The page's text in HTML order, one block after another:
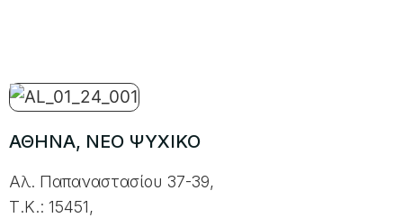
ΑΘΗΝΑ, ΝΕΟ ΨΥΧΙΚΟ
Αλ. Παπαναστασίου 37-39,
Τ.Κ.: 15451,